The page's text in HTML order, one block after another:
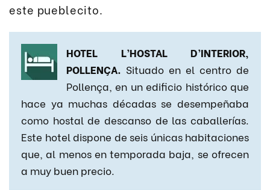
este pueblecito.
HOTEL L’HOSTAL D’INTERIOR,
POLLENÇA. Situado en el centro de
Pollença, en un edificio histórico que
hace ya muchas décadas se desempeñaba
como hostal de descanso de las caballerías.
Este hotel dispone de seis únicas habitaciones
que, al menos en temporada baja, se ofrecen
a muy buen precio.